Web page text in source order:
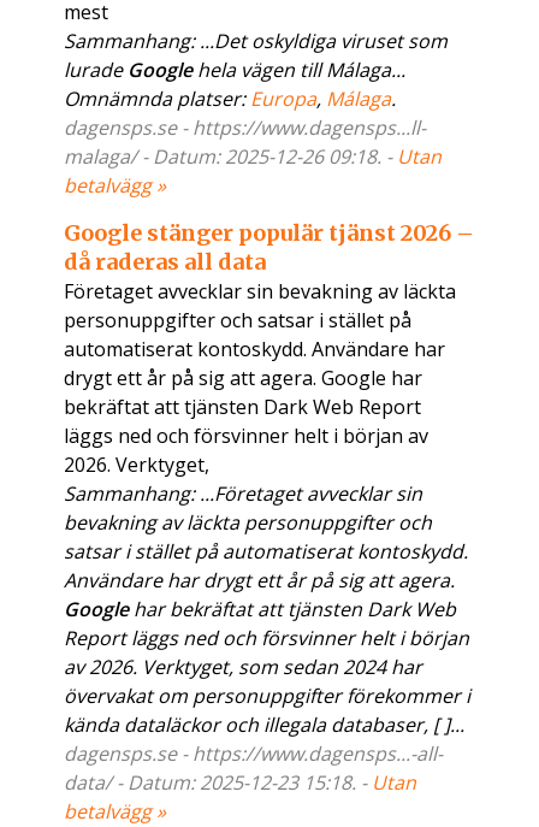
mest
Sammanhang: ...Det oskyldiga viruset som
lurade Googlehela vägen till Málaga...
Omnämnda platser:Europa, Málaga.
dagensps.se - https://www.dagensps...ll-
malaga/ - Datum: 2025-12-26 09:18. - Utan
betalvägg »
Google stänger populär tjänst 2026 –
då raderas all data
Företaget avvecklar sin bevakning av läckta
personuppgifter och satsar i stället på
automatiserat kontoskydd. Användare har
drygt ett år på sig att agera. Google har
bekräftat att tjänsten Dark Web Report
läggs ned och försvinner helt i början av
2026. Verktyget,
Sammanhang: ...Företaget avvecklar sin
bevakning av läckta personuppgifter och
satsar i stället på automatiserat kontoskydd.
Användare har drygt ett år på sig att agera.
Googlehar bekräftat att tjänsten Dark Web
Report läggs ned och försvinner helt i början
av 2026. Verktyget, som sedan 2024 har
övervakat om personuppgifter förekommer i
kända dataläckor och illegala databaser, [ ]...
dagensps.se - https://www.dagensps...-all-
data/ - Datum: 2025-12-23 15:18. - Utan
betalvägg »